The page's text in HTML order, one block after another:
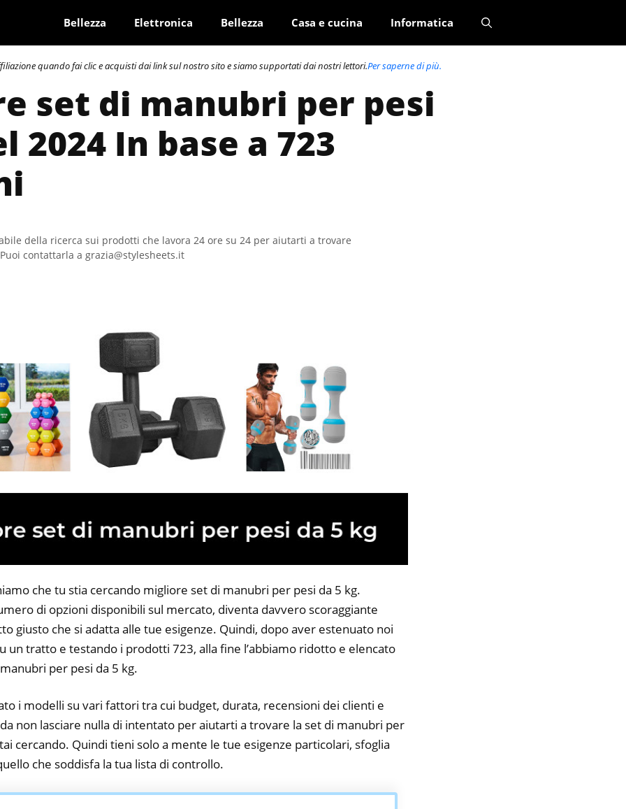
Bellezza Elettronica Bellezza Casa e cucina Informatica
quando fai clic e acquisti dai link sul nostro sito e siamo supportati dai nostri lettori.Per saperne di più.
set di manubri per pesi
2024 In base a 723
della ricerca sui prodotti che lavora 24 ore su 24 per aiutarti a trovare
contattarla a grazia@stylesheets.it
che tu stia cercando migliore set di manubri per pesi da 5 kg.
di opzioni disponibili sul mercato, diventa davvero scoraggiante
giusto che si adatta alle tue esigenze. Quindi, dopo aver estenuato noi
un tratto e testando i prodotti 723, alla fine l’abbiamo ridotto e elencato
per pesi da 5 kg.
i modelli su vari fattori tra cui budget, durata, recensioni dei clienti e
non lasciare nulla di intentato per aiutarti a trovare la set di manubri per
cercando. Quindi tieni solo a mente le tue esigenze particolari, sfoglia
che soddisfa la tua lista di controllo.